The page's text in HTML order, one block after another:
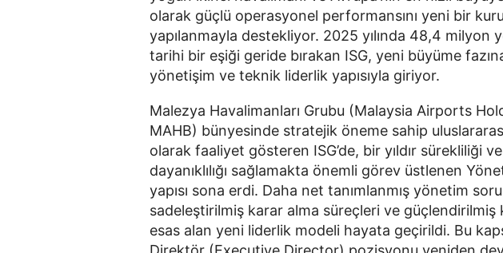
olarak güçlü operasyonel performansını yeni bir
yapılanmayla destekliyor. 2025 yılında 48,4 milyon
tarihi bir eşiği geride bırakan ISG, yeni büyüme
yönetişim ve teknik liderlik yapısıyla giriyor.
Malezya Havalimanları Grubu (Malaysia Airports
MAHB) bünyesinde stratejik öneme sahip
olarak faaliyet gösteren ISG’de, bir yıldır sürekliliği
dayanıklılığı sağlamakta önemli görev üstlenen
yapısı sona erdi. Daha net tanımlanmış yönetim
sadeleştirilmiş karar alma süreçleri ve güçlendirilmiş
esas alan yeni liderlik modeli hayata geçirildi. Bu